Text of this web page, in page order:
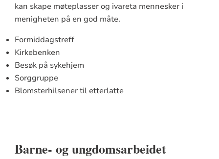
kan skape møteplasser og ivareta mennesker i
menigheten på en god måte.
Formiddagstreff
Kirkebenken
Besøk på sykehjem
Sorggruppe
Blomsterhilsener til etterlatte
Barne- og ungdomsarbeidet